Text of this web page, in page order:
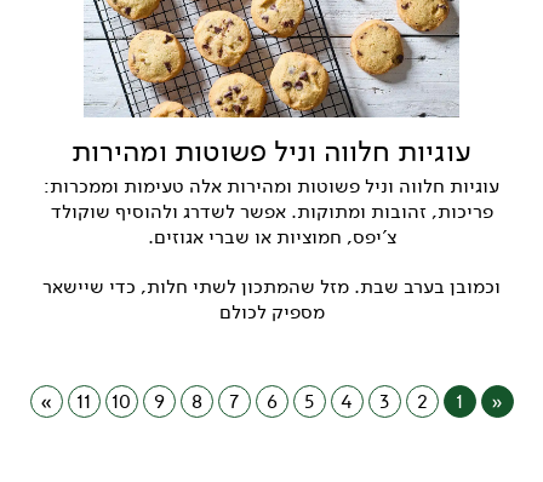
עוגיות חלווה וניל פשוטות ומהירות
עוגיות חלווה וניל פשוטות ומהירות אלה טעימות וממכרות:
פריכות, זהובות ומתוקות. אפשר לשדרג ולהוסיף שוקולד
צ'יפס, חמוציות או שברי אגוזים.
וכמובן בערב שבת. מזל שהמתכון לשתי חלות, כדי שיישאר
מספיק לכולם
«
1
2
3
4
5
6
7
8
9
10
11
»